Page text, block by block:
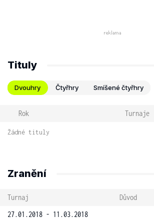
Tituly
Dvouhry Čtyřhry Smíšené čtyřhry
Rok Turnaje
Žádné tituly
Zranění
Turnaj
Důvod
27.01.2018 - 11.03.2018